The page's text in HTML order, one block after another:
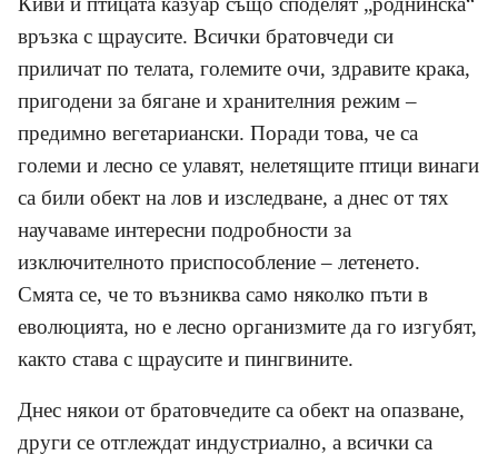
връзка с щраусите. Всички братовчеди си
приличат по телата, големите очи, здравите крака,
пригодени за бягане и хранителния режим –
предимно вегетариански. Поради това, че са
големи и лесно се улавят, нелетящите птици винаги
са били обект на лов и изследване, а днес от тях
научаваме интересни подробности за
изключителното приспособление – летенето.
Смята се, че то възниква само няколко пъти в
еволюцията, но е лесно организмите да го изгубят,
както става с щраусите и пингвините.
Днес някои от братовчедите са обект на опазване,
други се отглеждат индустриално, а всички са